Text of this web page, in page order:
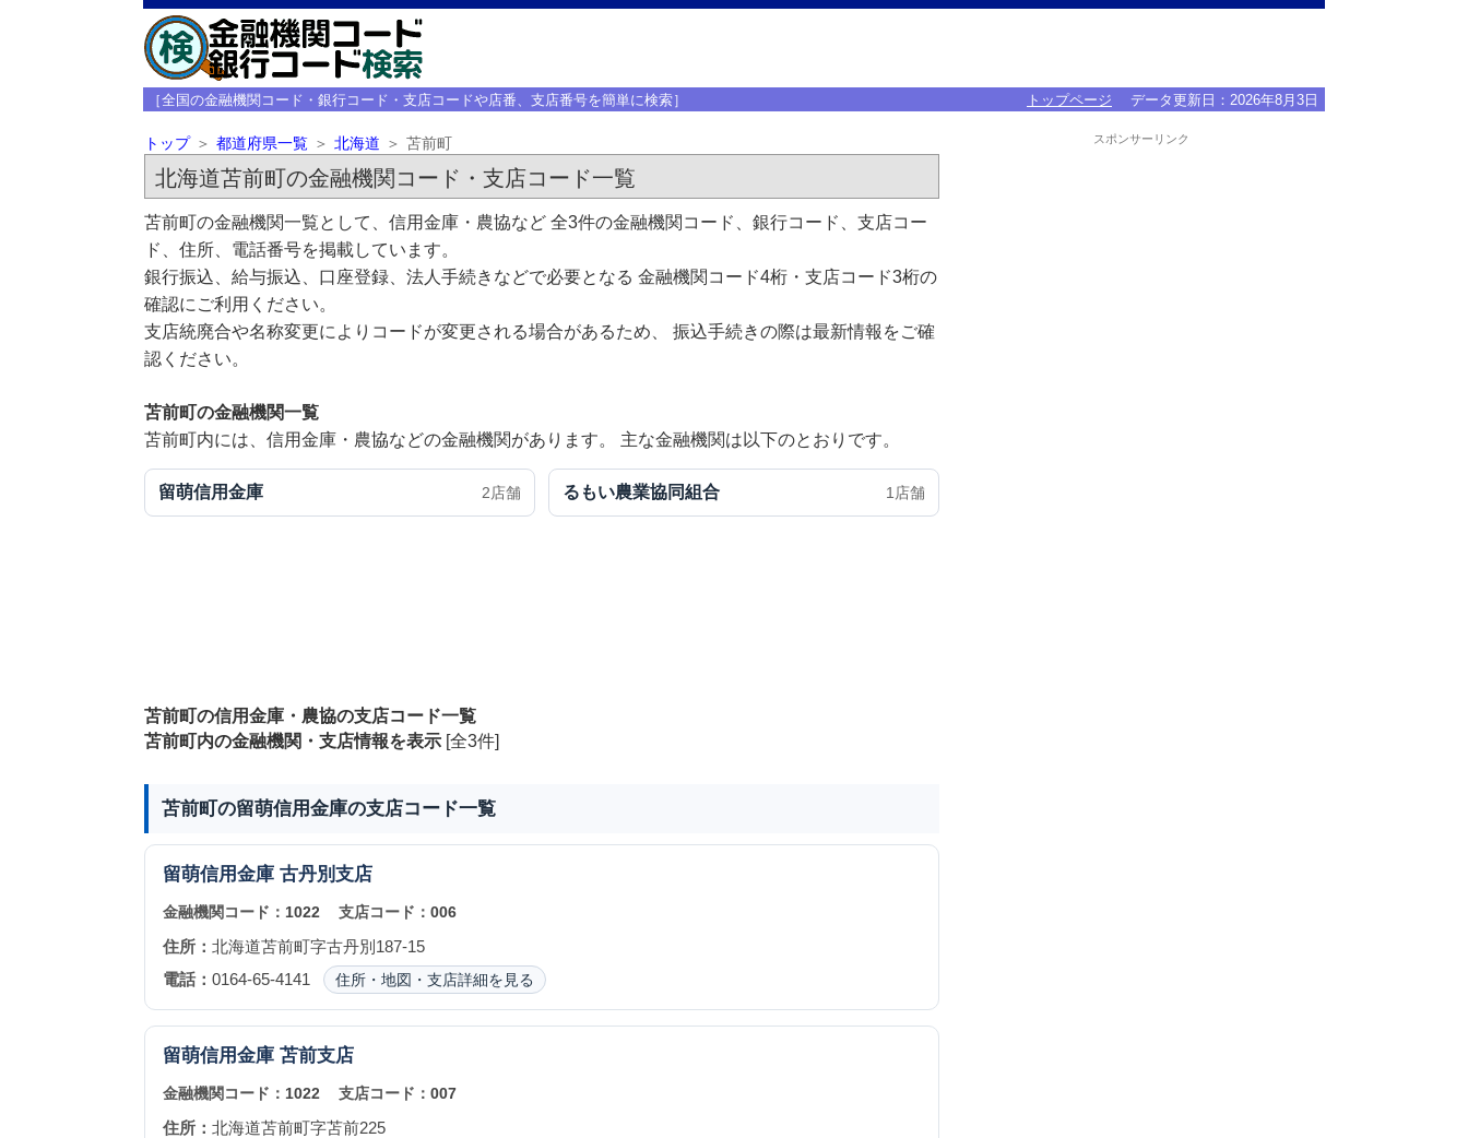
［全国の金融機関コード・銀行コード・支店コードや店番、支店番号を簡単に検索］ トップページ データ更新日： 2026年8月3日
トップ 都道府県一覧 北海道 苫前町
北海道苫前町の金融機関コード・支店コード一覧
苫前町の金融機関一覧として、信用金庫・農協など 全3件の金融機関コード、銀行コード、支店コー
ド、住所、電話番号を掲載しています。
銀行振込、給与振込、口座登録、法人手続きなどで必要となる 金融機関コード4桁・支店コード3桁の
確認にご利用ください。
支店統廃合や名称変更によりコードが変更される場合があるため、 振込手続きの際は最新情報をご確
認ください。
苫前町の金融機関一覧
苫前町内には、信用金庫・農協などの金融機関があります。 主な金融機関は以下のとおりです。
留萌信用金庫 2店舗 るもい農業協同組合 1店舗
苫前町の信用金庫・農協の支店コード一覧
苫前町内の金融機関・支店情報を表示[全3件]
苫前町の留萌信用金庫の支店コード一覧
留萌信用金庫 古丹別支店
金融機関コード： 1022 支店コード： 006
住所： 北海道苫前町字古丹別187-15
電話： 0164-65-4141 住所・地図・支店詳細を見る
留萌信用金庫 苫前支店
金融機関コード： 1022 支店コード： 007
住所： 北海道苫前町字苫前225
スポンサーリンク